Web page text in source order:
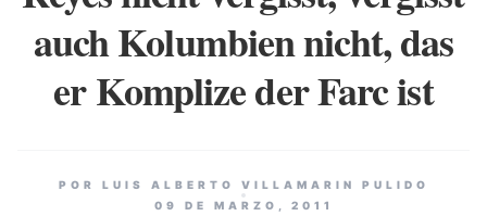
auch Kolumbien nicht, das
er Komplize der Farc ist
POR LUIS ALBERTO VILLAMARIN PULIDO
09 DE MARZO, 2011